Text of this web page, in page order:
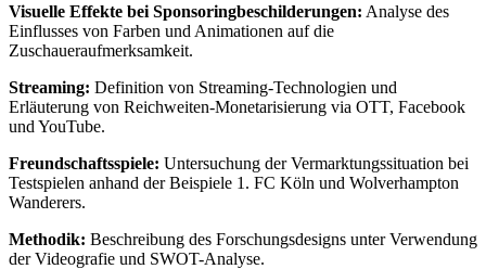
Visuelle Effekte bei Sponsoringbeschilderungen: Analyse des
Einflusses von Farben und Animationen auf die
Zuschaueraufmerksamkeit.
Streaming: Definition von Streaming-Technologien und
Erläuterung von Reichweiten-Monetarisierung via OTT, Facebook
und YouTube.
Freundschaftsspiele: Untersuchung der Vermarktungssituation bei
Testspielen anhand der Beispiele 1. FC Köln und Wolverhampton
Wanderers.
Methodik: Beschreibung des Forschungsdesigns unter Verwendung
der Videografie und SWOT-Analyse.